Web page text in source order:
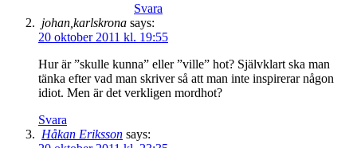
Svara
johan,karlskrona says:
20 oktober 2011 kl. 19:55
Hur är ”skulle kunna” eller ”ville” hot? Självklart ska man
tänka efter vad man skriver så att man inte inspirerar någon
idiot. Men är det verkligen mordhot?
Svara
Håkan Eriksson says: